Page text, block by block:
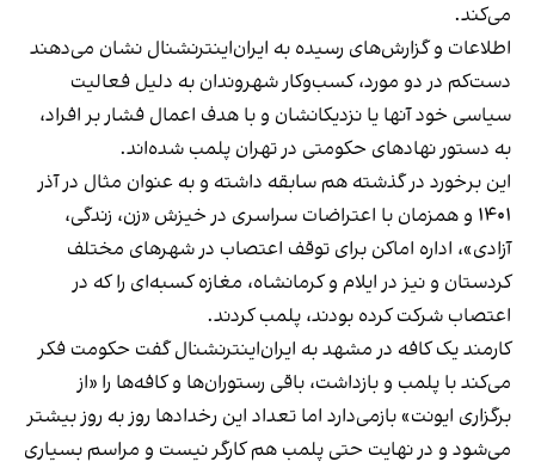
می‌کند.
اطلاعات و گزارش‌های رسیده به ایران‌اینترنشنال نشان می‌دهند
دست‌کم در دو مورد، کسب‌وکار شهروندان به دلیل فعالیت
سیاسی خود آنها یا نزدیکانشان و با هدف اعمال فشار بر افراد،
به دستور نهادهای حکومتی در تهران پلمب شده‌اند.
این برخورد در گذشته هم سابقه داشته و به عنوان مثال در آذر
۱۴۰۱ و همزمان با اعتراضات سراسری در خیزش «زن، زندگی،
آزادی»، اداره اماکن برای توقف اعتصاب در شهرهای مختلف
کردستان و نیز در ایلام و کرمانشاه، مغازه کسبه‌ای را که در
اعتصاب شرکت کرده بودند، پلمب کردند.
کارمند یک کافه در مشهد به ایران‌اینترنشنال گفت حکومت فکر
می‌کند با پلمب و بازداشت، باقی رستوران‌ها و کافه‌ها را «از
برگزاری ایونت» بازمی‌دارد اما تعداد این رخدادها روز به روز بیشتر
می‌شود و در نهایت حتی پلمب هم کارگر نیست و مراسم بسیاری